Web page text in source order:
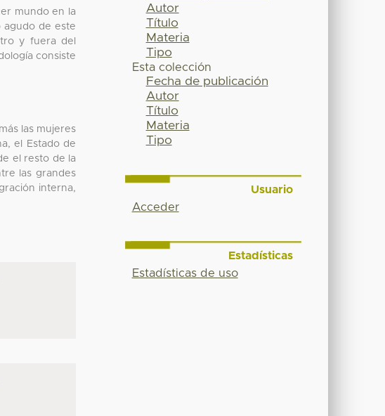
mundo en la
agudo de este
y fuera del
consiste
las mujeres
el Estado de
el resto de la
las grandes
interna,
Autor
Título
Materia
Tipo
Esta colección
Fecha de publicación
Autor
Título
Materia
Tipo
Usuario
Acceder
Estadísticas
Estadísticas de uso